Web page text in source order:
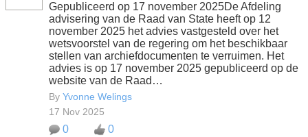
Gepubliceerd op 17 november 2025De Afdeling
advisering van de Raad van State heeft op 12
november 2025 het advies vastgesteld over het
wetsvoorstel van de regering om het beschikbaar
stellen van archiefdocumenten te verruimen. Het
advies is op 17 november 2025 gepubliceerd op de
website van de Raad…
By Yvonne Welings
17 Nov 2025
0 0